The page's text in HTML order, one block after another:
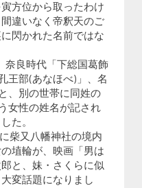
方位から取ったわけ
違いなく帝釈天のご
閃かれた名前ではな
奈良時代「下総国葛飾
王部(あなほべ)」、名
、別の世帯に同姓の
女性の姓名が記され
た。
柴又八幡神社の境内
埴輪が、映画「男は
と、妹・さくらに似
変話題になりまし